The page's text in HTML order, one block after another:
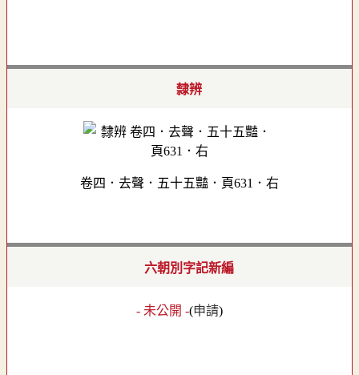
隸辨
卷四．去聲．五十五豔．頁631．右
六朝別字記新編
- 未公開 -(申請)